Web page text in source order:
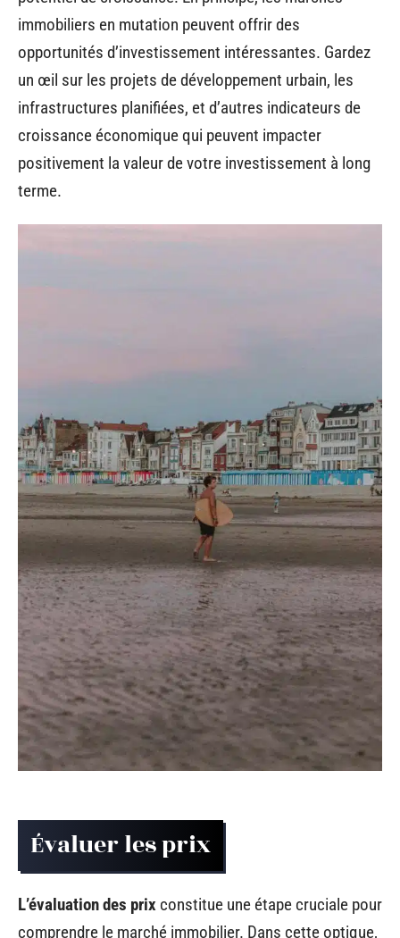
immobiliers en mutation peuvent offrir des
opportunités d’investissement intéressantes. Gardez
un œil sur les projets de développement urbain, les
infrastructures planifiées, et d’autres indicateurs de
croissance économique qui peuvent impacter
positivement la valeur de votre investissement à long
terme.
Évaluer les prix
L’évaluation des prix constitue une étape cruciale pour
comprendre le marché immobilier. Dans cette optique,